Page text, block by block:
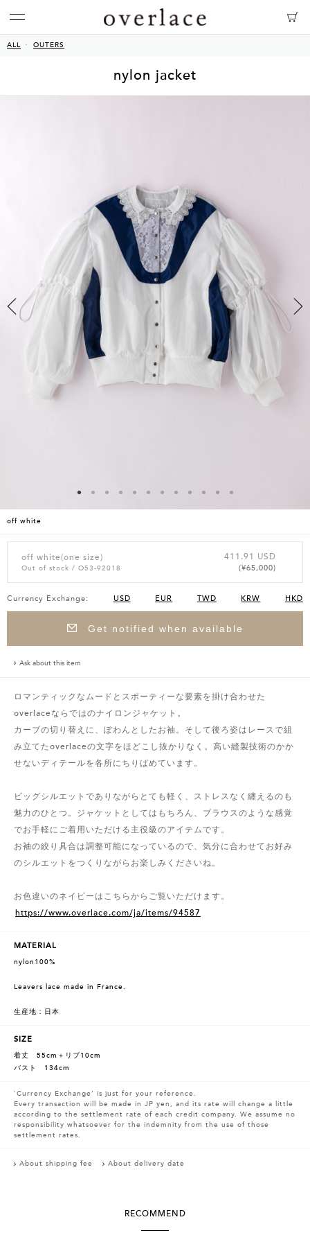
ALL OUTERS
nylon jacket
off white
off white(one size)
Out of stock / O53-92018
411.91 USD
(¥65,000)
Currency Exchange: USD EUR TWD KRW HKD
Get notified when available
Ask about this item
ロマンティックなムードとスポーティーな要素を掛け合わせた
overlaceならではのナイロンジャケット。
カーブの切り替えに、ぽわんとしたお袖。そして後ろ姿はレースで組
み立てたoverlaceの文字をほどこし抜かりなく。高い縫製技術のかか
せないディテールを各所にちりばめています。
ビッグシルエットでありながらとても軽く、ストレスなく纏えるのも
魅力のひとつ。ジャケットとしてはもちろん、ブラウスのような感覚
でお手軽にご着用いただける主役級のアイテムです。
お袖の絞り具合は調整可能になっているので、気分に合わせてお好み
のシルエットをつくりながらお楽しみくださいね。
お色違いのネイビーはこちらからご覧いただけます。
https://www.overlace.com/ja/items/94587
MATERIAL
nylon100%
Leavers lace made in France.
生産地：日本
SIZE
着丈 55cm＋リブ10cm
バスト 134cm
'Currency Exchange' is just for your reference.
Every transaction will be made in JP yen, and its rate will change a little
according to the settlement rate of each credit company. We assume no
responsibility whatsoever for the indemnity from the use of those
settlement rates.
About shipping fee About delivery date
RECOMMEND